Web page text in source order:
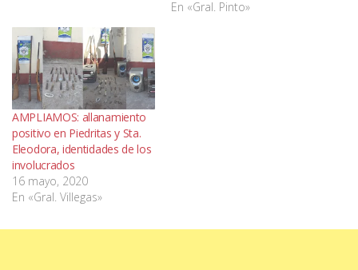
En «Gral. Pinto»
AMPLIAMOS: allanamiento
positivo en Piedritas y Sta.
Eleodora, identidades de los
involucrados
16 mayo, 2020
En «Gral. Villegas»